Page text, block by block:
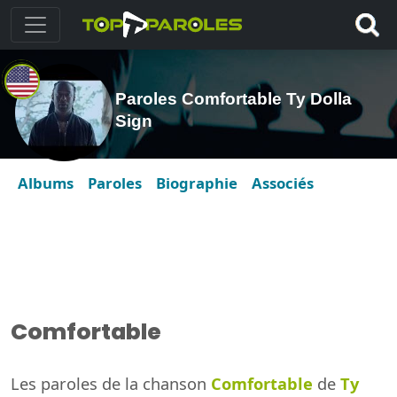
Paroles Comfortable Ty Dolla
Sign
Albums Paroles Biographie Associés
Comfortable
Les paroles de la chanson Comfortable de Ty